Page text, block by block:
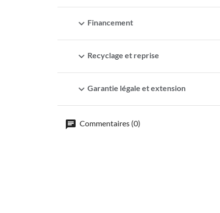
expand_more Financement
expand_more Recyclage et reprise
expand_more Garantie légale et extension
Commentaires (0)